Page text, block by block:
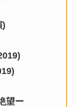
)
望ー